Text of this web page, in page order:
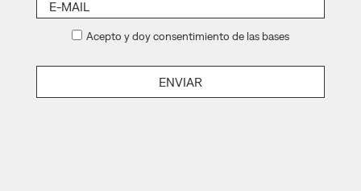
Acepto y doy consentimiento de las bases